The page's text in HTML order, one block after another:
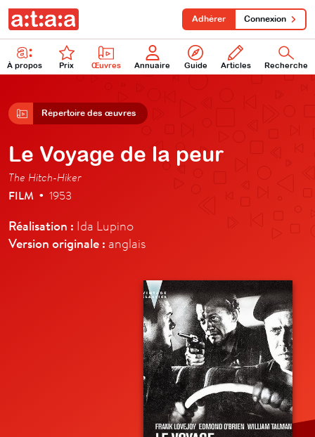
À propos Prix Œuvres Annuaire Guide Articles Recherche
Adhérer Connexion
Répertoire des œuvres
Le Voyage de la peur
The Hitch-Hiker
FILM • 1953
Réalisation : Ida Lupino
Version originale : anglais